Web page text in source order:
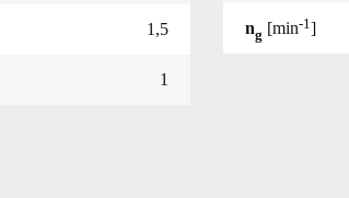
1,5
1
ng [min-1 ]